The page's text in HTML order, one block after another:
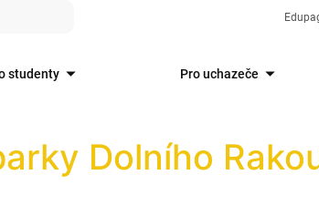
studenty Pro uchazeče
Dolního